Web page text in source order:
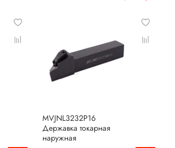
MVJNL3232P16
Державка токарная
наружная